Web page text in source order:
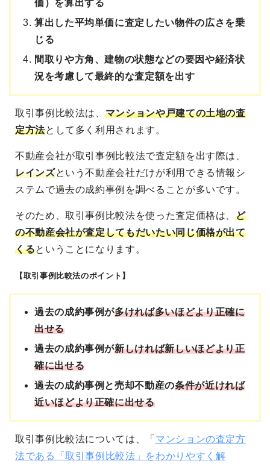
価）を算出する
算出した平均単価に査定したい物件の広さを乗
じる
間取りや方角、建物の状態などの要因や経済状
況を考慮して最終的な査定額を出す
取引事例比較法は、 マンションや戸建ての土地の査
定方法として多く利用されます。
不動産会社が取引事例比較法で査定額を出す際は、
レインズという不動産会社だけが利用できる情報シ
ステムで過去の成約事例を調べることが多いです。
そのため、取引事例比較法を使った査定価格は、ど
の不動産会社が査定してもだいたい同じ価格が出て
くるということになります。
【取引事例比較法のポイント】
過去の成約事例が多ければ多いほどより正確に
出せる
過去の成約事例が新しければ新しいほどより正
確に出せる
過去の成約事例と売却不動産の条件が近ければ
近いほどより正確に出せる
取引事例比較法については、「 マンションの査定方
法である「取引事例比較法」をわかりやすく解